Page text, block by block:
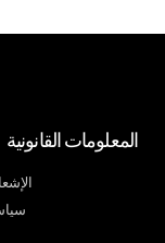
المعلومات القانونية